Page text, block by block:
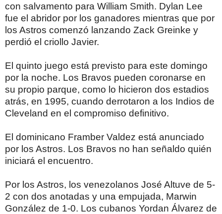
con salvamento para William Smith. Dylan Lee
fue el abridor por los ganadores mientras que por
los Astros comenzó lanzando Zack Greinke y
perdió el criollo Javier.
El quinto juego está previsto para este domingo
por la noche. Los Bravos pueden coronarse en
su propio parque, como lo hicieron dos estadios
atrás, en 1995, cuando derrotaron a los Indios de
Cleveland en el compromiso definitivo.
El dominicano Framber Valdez está anunciado
por los Astros. Los Bravos no han señaldo quién
iniciará el encuentro.
Por los Astros, los venezolanos José Altuve de 5-
2 con dos anotadas y una empujada, Marwin
González de 1-0. Los cubanos Yordan Álvarez de